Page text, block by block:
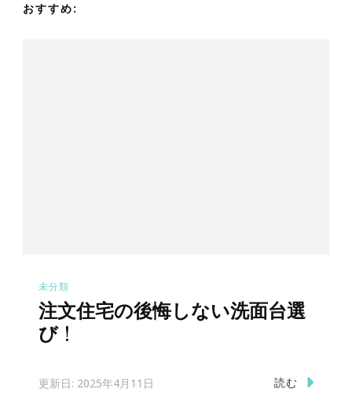
ョ
おすすめ:
未分類
注文住宅の後悔しない洗面台選
び！
更新日: 2025年4月11日 読む